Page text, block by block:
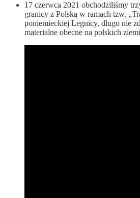
17 czerwca 2021 obchodziliśmy
granicy z Polską w ramach tzw.
poniemieckiej Legnicy, długo nie
materialne obecne na polskich